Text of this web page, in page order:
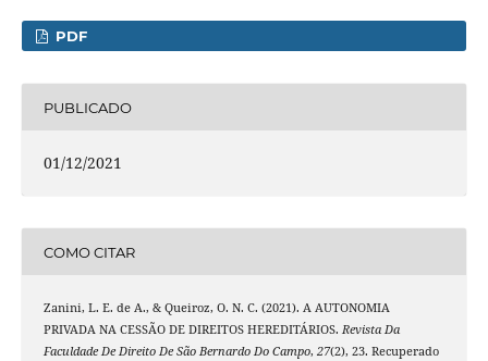
PDF
PUBLICADO
01/12/2021
COMO CITAR
Zanini, L. E. de A., & Queiroz, O. N. C. (2021). A AUTONOMIA
PRIVADA NA CESSÃO DE DIREITOS HEREDITÁRIOS. Revista Da
Faculdade De Direito De São Bernardo Do Campo, 27(2), 23. Recuperado